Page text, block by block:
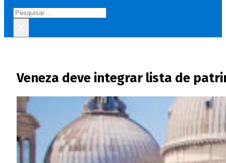
Pesquisar
Veneza deve integrar lista de